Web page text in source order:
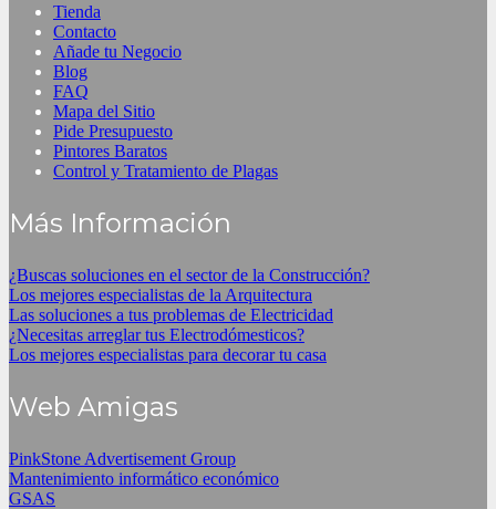
Tienda
Contacto
Añade tu Negocio
Blog
FAQ
Mapa del Sitio
Pide Presupuesto
Pintores Baratos
Control y Tratamiento de Plagas
Más Información
¿Buscas soluciones en el sector de la Construcción?
Los mejores especialistas de la Arquitectura
Las soluciones a tus problemas de Electricidad
¿Necesitas arreglar tus Electrodómesticos?
Los mejores especialistas para decorar tu casa
Web Amigas
PinkStone Advertisement Group
Mantenimiento informático económico
GSAS